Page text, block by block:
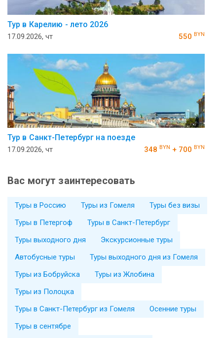
Тур в Карелию - лето 2026
17.09.2026, чт 550 BYN
Тур в Санкт-Петербург на поезде
17.09.2026, чт 348 BYN + 700 BYN
Вас могут заинтересовать
Туры в Россию Туры из Гомеля
Туры без визы
Туры в Петергоф
Туры в Санкт-Петербург
Туры выходного дня
Экскурсионные туры
Автобусные туры
Туры выходного дня из Гомеля
Туры из Бобруйска
Туры из Жлобина
Туры из Полоцка
Туры в Санкт-Петербург из Гомеля
Осенние туры
Туры в сентябре